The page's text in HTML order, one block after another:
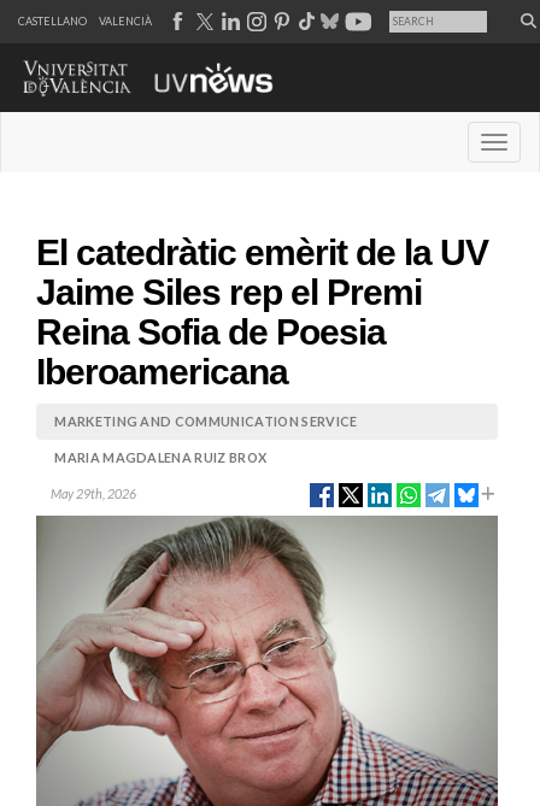
CASTELLANO VALENCIÀ
El catedràtic emèrit de la UV
Jaime Siles rep el Premi
Reina Sofia de Poesia
Iberoamericana
MARKETING AND COMMUNICATION SERVICE
MARIA MAGDALENA RUIZ BROX
May 29th, 2026